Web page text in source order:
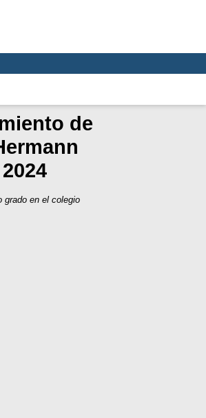
de
grado en el colegio